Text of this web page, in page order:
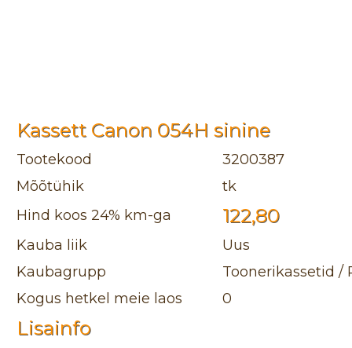
Kassett Canon 054H sinine
Tootekood
3200387
Mõõtühik
tk
Hind koos 24% km-ga
122,80
Kauba liik
Uus
Kaubagrupp
Toonerikassetid
Kogus hetkel meie laos
0
Lisainfo